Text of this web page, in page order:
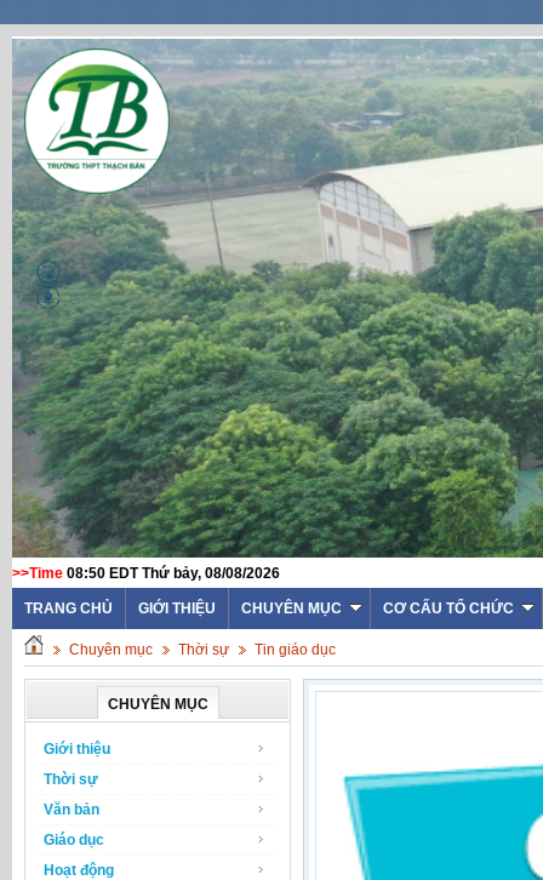
>>Time 08:50 EDT Thứ bảy, 08/08/2026
TRANG CHỦ GIỚI THIỆU CHUYÊN MỤC CƠ CẤU TỔ CHỨC
Chuyên mục Thời sự Tin giáo dục
CHUYÊN MỤC
Giới thiệu
Thời sự
Văn bản
Giáo dục
Hoạt động